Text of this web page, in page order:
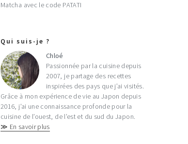
Matcha avec le code PATATI
Qui suis-je ?
Chloé
Passionnée par la cuisine depuis
2007, je partage des recettes
inspirées des pays que j’ai visités.
Grâce à mon expérience de vie au Japon depuis
2016, j’ai une connaissance profonde pour la
cuisine de l’ouest, de l’est et du sud du Japon.
≫ En savoir plus